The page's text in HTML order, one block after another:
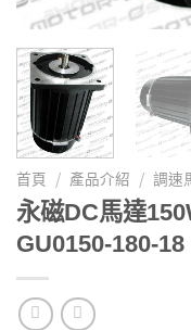
首頁 / 產品介紹 / 調速
永磁DC馬達
GU0150-180-18